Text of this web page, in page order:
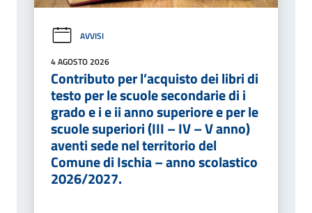
AVVISI
4 AGOSTO 2026
Contributo per l’acquisto dei libri di
testo per le scuole secondarie di i
grado e i e ii anno superiore e per le
scuole superiori (III – IV – V anno)
aventi sede nel territorio del
Comune di Ischia – anno scolastico
2026/2027.